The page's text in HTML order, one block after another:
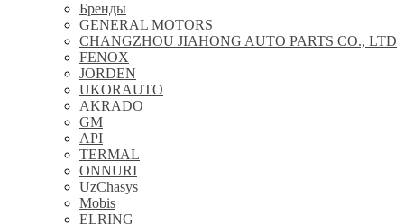
Бренды
GENERAL MOTORS
CHANGZHOU JIAHONG AUTO PARTS CO., LTD
FENOX
JORDEN
UKORAUTO
AKRADO
GM
API
TERMAL
ONNURI
UzChasys
Mobis
ELRING